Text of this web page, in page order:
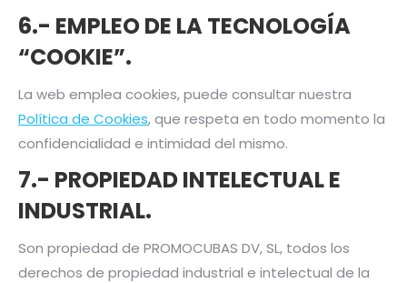
6.- EMPLEO DE LA TECNOLOGÍA
“COOKIE”.
La web emplea cookies, puede consultar nuestra
Política de Cookies, que respeta en todo momento la
confidencialidad e intimidad del mismo.
7.- PROPIEDAD INTELECTUAL E
INDUSTRIAL.
Son propiedad de PROMOCUBAS DV, SL, todos los
derechos de propiedad industrial e intelectual de la